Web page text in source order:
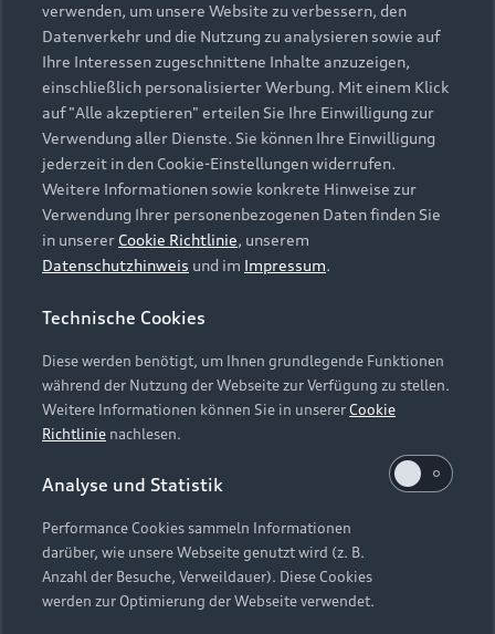
Modelle vergleichen
Elektromodelle
Plug-in-Hybride
Neuwagensuche
Gebrauchtwagensuche
Gebrauchtwagen
Finanzierung
Aktionen & Angebote
Geschäftskunden
Service & Zubehör
Saisonale Angebote
Audi Services
Garantie
Audi digital services
myAudi
Support
Kundenservice
Händlersuche
Audi Code
Online-Terminvereinbarung
Servicekontakt
Vertrag widerrufen
Über Audi
Unternehmen
Karriere
Investor Relations
Presse & Media Center
Datenschutz
Audi erleben
Newsletter
Impressum Rechtliches
Hinweisgebersystem
Datenschutzinformation
Cookie-Einstellungen
Cookie-Richtlinie
Barrierefreiheit
Hinweis: Die aktuelle Darstellung und Anordnung der
Embleme am Fahrzeug bei allen Abbildungen auf dieser
Webseite kann abweichen.
verwenden, um unsere Website zu verbessern, den
Datenverkehr und die Nutzung zu analysieren sowie auf
Ihre Interessen zugeschnittene Inhalte anzuzeigen,
einschließlich personalisierter Werbung. Mit einem Klick
auf "Alle akzeptieren" erteilen Sie Ihre Einwilligung zur
Verwendung aller Dienste. Sie können Ihre Einwilligung
jederzeit in den Cookie-Einstellungen widerrufen.
Weitere Informationen sowie konkrete Hinweise zur
Verwendung Ihrer personenbezogenen Daten finden Sie
in unserer Cookie Richtlinie, unserem
Datenschutzhinweis und im Impressum.
Technische Cookies
Diese werden benötigt, um Ihnen grundlegende Funktionen
während der Nutzung der Webseite zur Verfügung zu stellen.
Weitere Informationen können Sie in unsererCookie
Richtlinie nachlesen.
Analyse und Statistik
Performance Cookies sammeln Informationen
darüber, wie unsere Webseite genutzt wird (z. B.
Anzahl der Besuche, Verweildauer). Diese Cookies
werden zur Optimierung der Webseite verwendet.